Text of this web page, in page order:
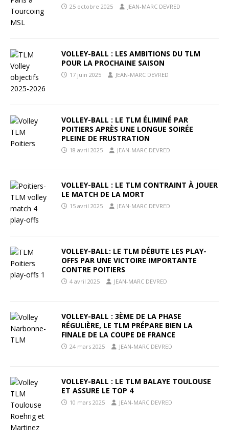
25 octobre 2025 JEAN-MARC DEVRED
VOLLEY-BALL : LES AMBITIONS DU TLM
POUR LA PROCHAINE SAISON
17 juin 2025 JEAN-MARC DEVRED
VOLLEY-BALL : LE TLM ÉLIMINÉ PAR
POITIERS APRÈS UNE LONGUE SOIRÉE
PLEINE DE FRUSTRATION
18 avril 2025 JEAN-MARC DEVRED
VOLLEY-BALL : LE TLM CONTRAINT À JOUER
LE MATCH DE LA MORT
15 avril 2025 JEAN-MARC DEVRED
VOLLEY-BALL: LE TLM DÉBUTE LES PLAY-
OFFS PAR UNE VICTOIRE IMPORTANTE
CONTRE POITIERS
4 avril 2025 JEAN-MARC DEVRED
VOLLEY-BALL : 3ÈME DE LA PHASE
RÉGULIÈRE, LE TLM PRÉPARE BIEN LA
FINALE DE LA COUPE DE FRANCE
24 mars 2025 JEAN-MARC DEVRED
VOLLEY-BALL : LE TLM BALAYE TOULOUSE
ET ASSURE LE TOP 4
10 mars 2025 JEAN-MARC DEVRED